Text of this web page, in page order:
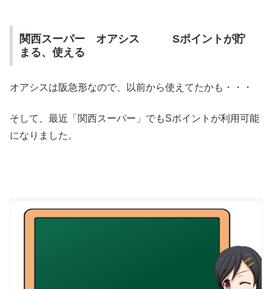
関西スーパー オアシス Sポイントが貯
まる、使える
オアシスは阪急形なので、以前から使えてたかも・・・
そして、最近「関西スーパー」でもSポイントが利用可能
になりました。